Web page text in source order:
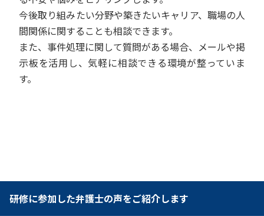
今後取り組みたい分野や築きたいキャリア、職場の人
間関係に関することも相談できます。
また、事件処理に関して質問がある場合、メールや掲
示板を活用し、気軽に相談できる環境が整っていま
す。
研修に参加した弁護士の声をご紹介します